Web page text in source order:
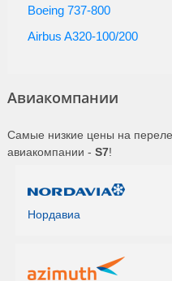
Boeing 737-800
Airbus A320-100/200
Авиакомпании
Самые низкие цены на
авиакомпании - S7!
Нордавиа